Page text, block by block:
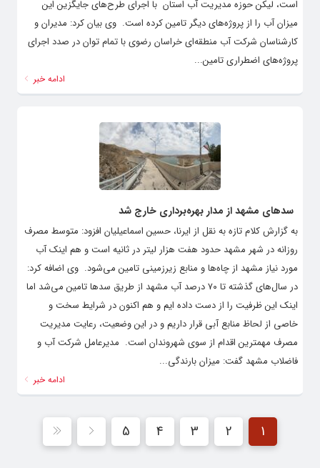
است، لیکن حوزه مدیریت آب استان با اجرای طرح‌های جایگزین این
میزان آب را از پروژه‌های دیگر تامین کرده است. ‌ وی بیان کرد: مدیران و
کارشناسان شرکت آب منطقه‌ای خراسان رضوی با تمام توان در صدد اجرای
پروژه‌های اضطراری تامین...
ادامه خبر
سدهای مشهد از مدار بهره‌برداری خارج شد
به گزارش کلام تازه به نقل از ایرنا، حسین اسماعیلیان افزود: متوسط مصرف
روزانه در شهر مشهد حدود هفت هزار لیتر در ثانیه است و هم اینک آب
مورد نیاز مشهد از چاه‌ها و منابع زیرزمینی تامین می‌شود. ‌ وی اضافه کرد:
در سال‌های گذشته تا ۷۰ درصد آب مشهد از طریق سدها تامین می‌شد اما
اینک این ظرفیت را از دست داده ایم و هم اکنون در شرایط سخت و
خاصی از لحاظ منابع آبی قرار داریم و در این وضعیت، رعایت مدیریت
مصرف مهمترین اقدام از سوی شهروندان است. ‌ مدیرعامل شرکت آب و
فاضلاب مشهد گفت: میزان بارندگی...
ادامه خبر
1
2
3
4
5